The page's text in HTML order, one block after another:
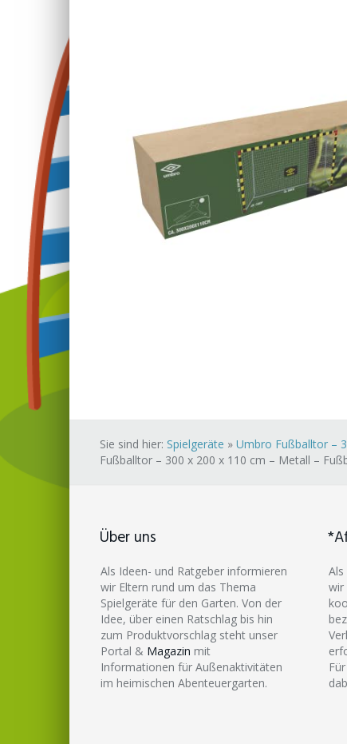
Sie sind hier: Spielgeräte » Umbro Fußballtor –
Fußballtor – 300 x 200 x 110 cm – Metall –
Über uns
Als Ideen- und Ratgeber informieren
wir Eltern rund um das Thema
Spielgeräte für den Garten. Von der
Idee, über einen Ratschlag bis hin
zum Produktvorschlag steht unser
Portal & Magazin mit
Informationen für Außenaktivitäten
im heimischen Abenteuergarten.
wir